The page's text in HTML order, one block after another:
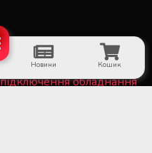
Новини Кошик
обладнання